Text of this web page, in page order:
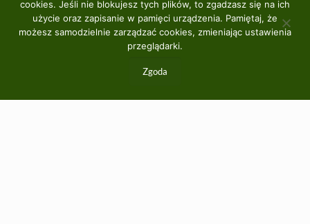
cookies. Jeśli nie blokujesz tych plików, to zgadzasz się na ich
użycie oraz zapisanie w pamięci urządzenia. Pamiętaj, że
możesz samodzielnie zarządzać cookies, zmieniając ustawienia
przeglądarki.
Zgoda